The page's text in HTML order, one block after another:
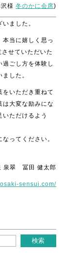
様 冬のかに会席)
ました。
本当に嬉しく思っ
せていただいた
過ごし方を体験し
した。
をいただき重ねて
は大変な励みにな
ただけるよう
ってください。
泉翠 冨田 健太郎
sensui.com/